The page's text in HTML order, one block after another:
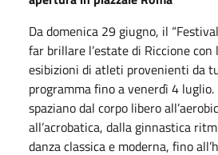
Da domenica 29 giugno, il
far brillare l’estate di Riccione
esibizioni di atleti provenienti da
programma fino a venerdì 4
spaziano dal corpo libero
all’acrobatica, dalla ginnastica
danza classica e moderna, fino